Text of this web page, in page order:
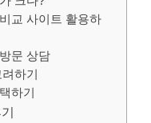
교 사이트 활용하
문 상담
하기
하기